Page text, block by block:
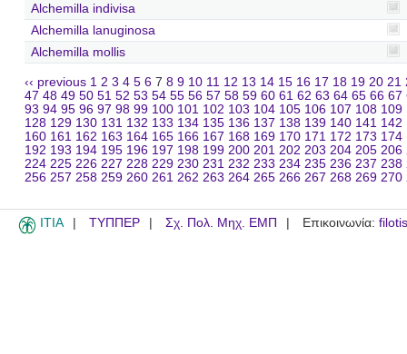
Alchemilla indivisa
Alchemilla lanuginosa
Alchemilla mollis
‹‹ previous 1 2 3 4 5 6 7 8 9 10 11 12 13 14 15 16 17 18 19 20 21
47 48 49 50 51 52 53 54 55 56 57 58 59 60 61 62 63 64 65 66 67
93 94 95 96 97 98 99 100 101 102 103 104 105 106 107 108 109
128 129 130 131 132 133 134 135 136 137 138 139 140 141 142
160 161 162 163 164 165 166 167 168 169 170 171 172 173 174
192 193 194 195 196 197 198 199 200 201 202 203 204 205 206
224 225 226 227 228 229 230 231 232 233 234 235 236 237 238
256 257 258 259 260 261 262 263 264 265 266 267 268 269 270
ITIA ΤΥΠΠΕΡ Σχ. Πολ. Μηχ. ΕΜΠ Επικοινωνία: